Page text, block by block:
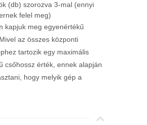
(db) szorozva 3-mal (ennyi
felel meg)
kapjuk meg egyenértékű
az összes központi
tartozik egy maximális
csőhossz érték, ennek alapján
hogy melyik gép a